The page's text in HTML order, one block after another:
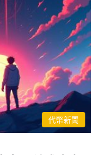
代幣新聞